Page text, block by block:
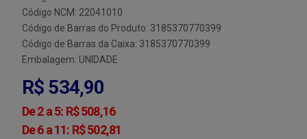
Código NCM: 22041010
Código de Barras do Produto: 3185370770399
Código de Barras da Caixa: 3185370770399
Embalagem: UNIDADE
R$ 534,90
De 2 a 5: R$ 508,16
De 6 a 11: R$ 502,81